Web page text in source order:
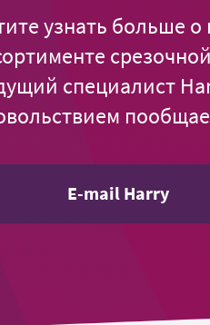
узнать больше
специалист
E-mail Harry